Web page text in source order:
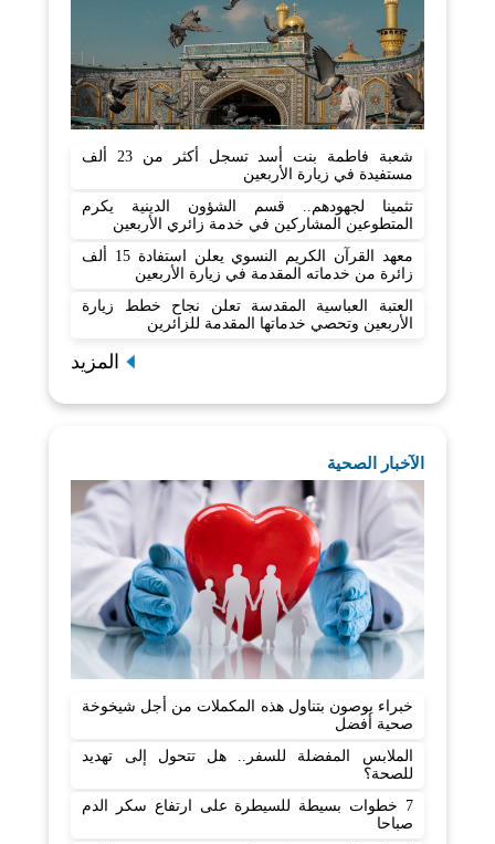
شعبة فاطمة بنت أسد تسجل أكثر من 23 ألف
مستفيدة في زيارة الأربعين
تثمينا لجهودهم.. قسم الشؤون الدينية يكرم
المتطوعين المشاركين في خدمة زائري الأربعين
معهد القرآن الكريم النسوي يعلن استفادة 15 ألف
زائرة من خدماته المقدمة في زيارة الأربعين
العتبة العباسية المقدسة تعلن نجاح خطط زيارة
الأربعين وتحصي خدماتها المقدمة للزائرين
المزيد
الآخبار الصحية
خبراء يوصون بتناول هذه المكملات من أجل شيخوخة
صحية أفضل
الملابس المفضلة للسفر.. هل تتحول إلى تهديد
للصحة؟
7 خطوات بسيطة للسيطرة على ارتفاع سكر الدم
صباحا